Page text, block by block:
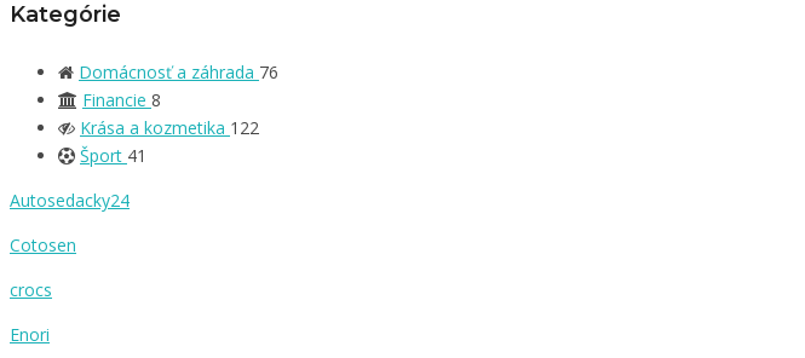
Kategórie
Domácnosť a záhrada 76
Financie 8
Krása a kozmetika 122
Šport 41
Autosedacky24
Cotosen
crocs
Enori